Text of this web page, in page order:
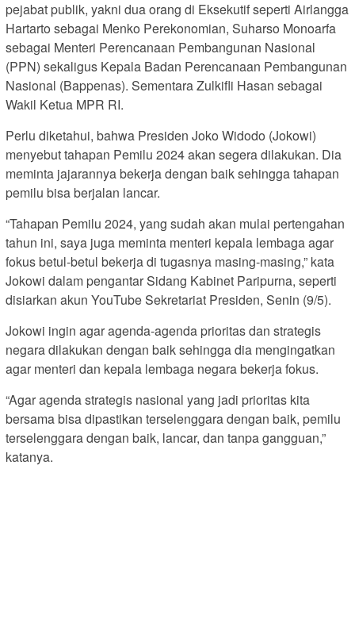
pejabat publik, yakni dua orang di Eksekutif seperti Airlangga
Hartarto sebagai Menko Perekonomian, Suharso Monoarfa
sebagai Menteri Perencanaan Pembangunan Nasional
(PPN) sekaligus Kepala Badan Perencanaan Pembangunan
Nasional (Bappenas). Sementara Zulkifli Hasan sebagai
Wakil Ketua MPR RI.
Perlu diketahui, bahwa Presiden Joko Widodo (Jokowi)
menyebut tahapan Pemilu 2024 akan segera dilakukan. Dia
meminta jajarannya bekerja dengan baik sehingga tahapan
pemilu bisa berjalan lancar.
“Tahapan Pemilu 2024, yang sudah akan mulai pertengahan
tahun ini, saya juga meminta menteri kepala lembaga agar
fokus betul-betul bekerja di tugasnya masing-masing,” kata
Jokowi dalam pengantar Sidang Kabinet Paripurna, seperti
disiarkan akun YouTube Sekretariat Presiden, Senin (9/5).
Jokowi ingin agar agenda-agenda prioritas dan strategis
negara dilakukan dengan baik sehingga dia mengingatkan
agar menteri dan kepala lembaga negara bekerja fokus.
“Agar agenda strategis nasional yang jadi prioritas kita
bersama bisa dipastikan terselenggara dengan baik, pemilu
terselenggara dengan baik, lancar, dan tanpa gangguan,”
katanya.